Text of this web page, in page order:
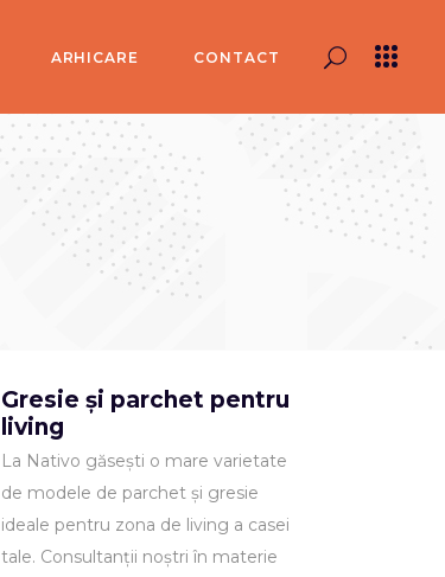
ARHICARE CONTACT
Gresie și parchet pentru
living
La Nativo găsești o mare varietate
de modele de parchet și gresie
ideale pentru zona de living a casei
tale. Consultanții noștri în materie